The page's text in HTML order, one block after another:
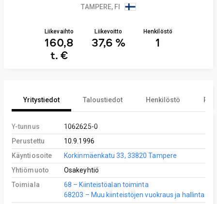
TAMPERE, FI
Liikevaihto
160,8
t. €
Liikevoitto
37,6 %
Henkilöstö
1
Yritystiedot Taloustiedot Henkilöstö
Y-tunnus
1062625-0
Perustettu
10.9.1996
Käyntiosoite
Korkinmäenkatu 33, 33820 Tampere
Yhtiömuoto
Osakeyhtiö
Toimiala
68 – Kiinteistöalan toiminta
68203 – Muu kiinteistöjen vuokraus ja hallinta